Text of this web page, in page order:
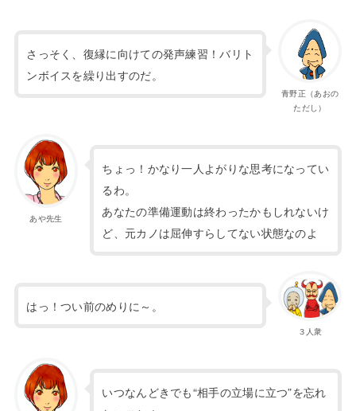
青野正（あおの
ただし）
さっそく、復縁に向けての発声練習！バリト
ンボイスを繰り出すのだ。
あや先生
ちょっ！かなり一人よがりな思考になってい
るわ。
あなたの準備運動は終わったかもしれないけ
ど、元カノは屈伸すらしてない状態なのよ
３人衆
はっ！つい前のめりに～。
いつなんどきでも“相手の立場に立つ”を忘れ